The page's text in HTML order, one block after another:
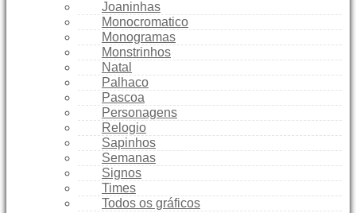
Joaninhas
Monocromatico
Monogramas
Monstrinhos
Natal
Palhaco
Pascoa
Personagens
Relogio
Sapinhos
Semanas
Signos
Times
Todos os gráficos